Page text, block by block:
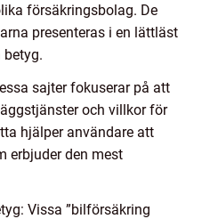
försäkringsbolag. De
presenteras i en lättläst
betyg.
sajter fokuserar på att
och villkor för
hjälper användare att
erbjuder den mest
Vissa ”bilförsäkring